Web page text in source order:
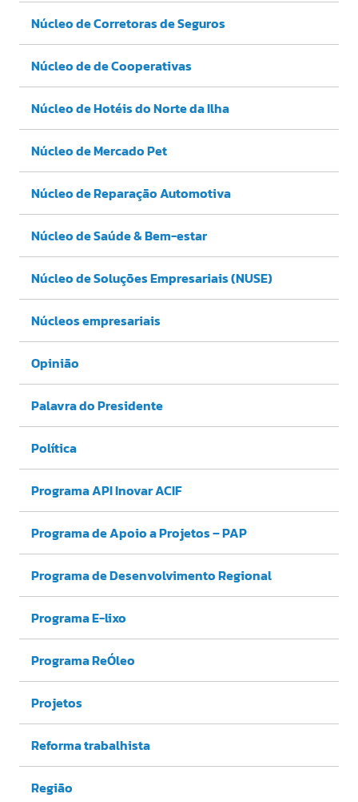
Núcleo de Corretoras de Seguros
Núcleo de de Cooperativas
Núcleo de Hotéis do Norte da Ilha
Núcleo de Mercado Pet
Núcleo de Reparação Automotiva
Núcleo de Saúde & Bem-estar
Núcleo de Soluções Empresariais (NUSE)
Núcleos empresariais
Opinião
Palavra do Presidente
Política
Programa API Inovar ACIF
Programa de Apoio a Projetos – PAP
Programa de Desenvolvimento Regional
Programa E-lixo
Programa ReÓleo
Projetos
Reforma trabalhista
Região